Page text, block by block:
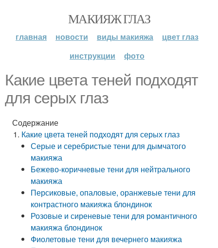
МАКИЯЖ ГЛАЗ
главная новости виды макияжа
цвет глаз
инструкции
фото
Какие цвета теней подходят
для серых глаз
Содержание
Какие цвета теней подходят для серых глаз
Серые и серебристые тени для дымчатого
макияжа
Бежево-коричневые тени для нейтрального
макияжа
Персиковые, опаловые, оранжевые тени для
контрастного макияжа блондинок
Розовые и сиреневые тени для романтичного
макияжа блондинок
Фиолетовые тени для вечернего макияжа